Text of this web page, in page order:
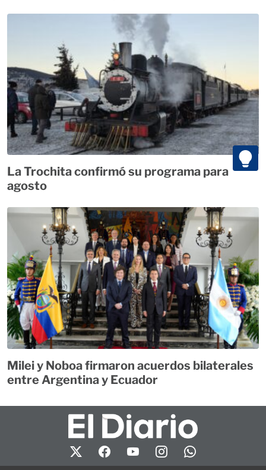
La Trochita confirmó su programa para
agosto
Milei y Noboa firmaron acuerdos bilaterales
entre Argentina y Ecuador